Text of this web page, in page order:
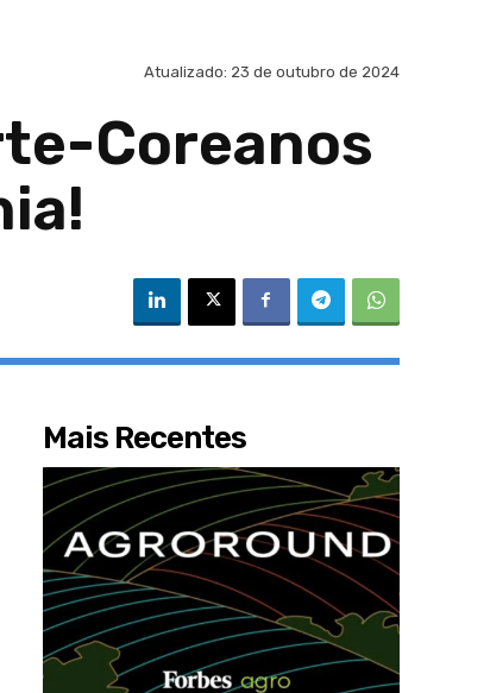
Atualizado: 23 de outubro de 2024
Coreanos
Mais Recentes